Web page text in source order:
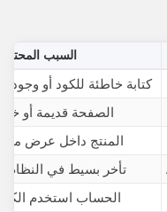
السبب
كتابة خاطئة للكود أو وجود
الصفحة قديمة أو
المنتج داخل عرض
تأخر بسيط في النظام
الحساب استخدم